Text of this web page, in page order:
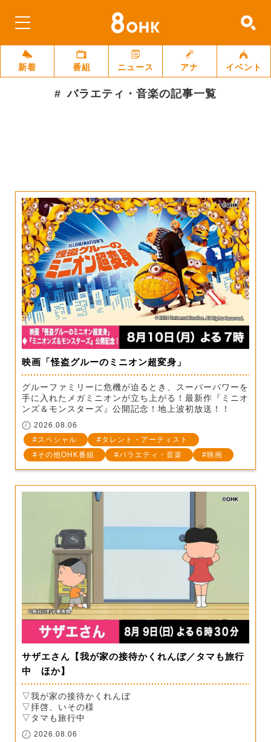
新着 番組 ニュース アナ イベント
バラエティ・音楽の記事一覧
映画「怪盗グルーのミニオン超変身」
グルーファミリーに危機が迫るとき、スーパーパワーを
手に入れたメガミニオンが立ち上がる！最新作『ミニオ
ンズ＆モンスターズ』公開記念！地上波初放送！！
2026.08.06
スペシャル
タレント・アーティスト
その他OHK番組
バラエティ・音楽 映画
サザエさん【我が家の接待かくれんぼ／タマも旅行
中 ほか】
▽我が家の接待かくれんぼ
▽拝啓、いその様
▽タマも旅行中
2026.08.06